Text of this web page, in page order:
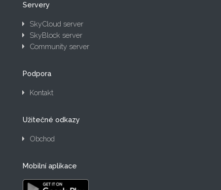
Servery
SkyCloud server
SkyBlock server
Community server
Podpora
Kontakt
Užitečné odkazy
Obchod
Mobilní aplikace